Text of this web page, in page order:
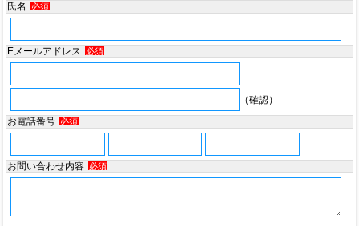
氏名 必須
Eメールアドレス 必須
（確認）
お電話番号 必須
-
-
お問い合わせ内容 必須
ギルマンギア（Gilman Gear）
サムプロ（ThumbPRO）